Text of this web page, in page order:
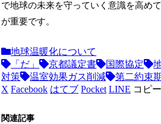
で地球の未来を守っていく意識を高め
が重要です。
地球温暖化について
「だ」
京都議定書 国際協定
対策
温室効果ガス削減
第二約束
X Facebook はてブ Pocket LINE コピー
関連記事